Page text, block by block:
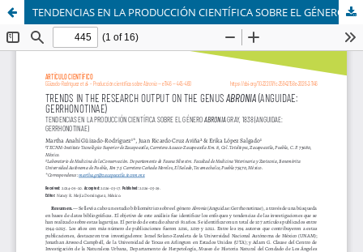
TENDENCIAS EN LA PRODUCCIÓN CIENTÍFICA SOBRE EL GÉNERO Abronia GRAY, 1838 (ANGUIDAE: GERRHONOTINAE)